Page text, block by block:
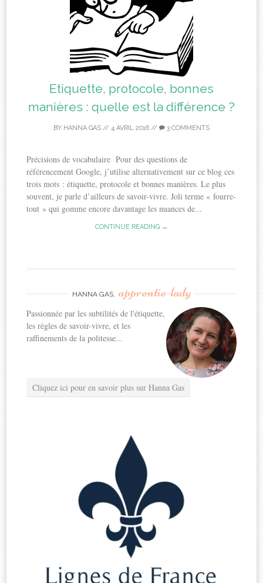
Etiquette, protocole, bonnes
manières : quelle est la différence ?
BY HANNA GAS // 4 AVRIL 2016 // 3 COMMENTS
Précisions de vocabulaire Pour des questions de
référencement Google, j’utilise alternativement sur ce blog ces
trois mots : étiquette, protocole et bonnes manières. Le plus
souvent, je parle d’ailleurs de savoir-vivre. Joli terme « fourre-
tout » qui gomme encore davantage les nuances de...
CONTINUE READING →
HANNA GAS, apprentie-lady
Passionnée par les subtilités de l'étiquette,
les règles de savoir-vivre, et les
raffinements de la politesse...
Cliquez ici pour en savoir plus sur Hanna Gas